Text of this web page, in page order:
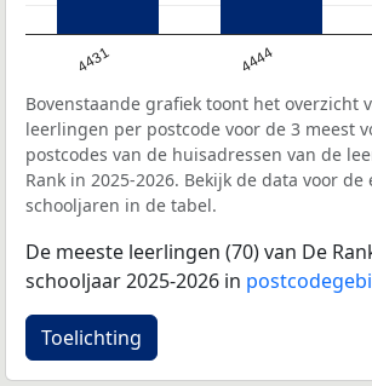
4431 4444
Bovenstaande grafiek toont het overzicht
leerlingen per postcode voor de 3 meest
postcodes van de huisadressen van de
Rank in 2025-2026. Bekijk de data voor de
schooljaren in de tabel.
De meeste leerlingen (70) van De
schooljaar 2025-2026 in
Toelichting